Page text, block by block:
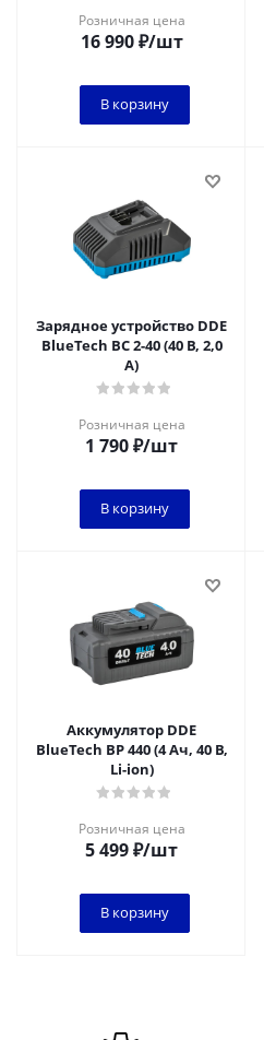
Розничная цена
16 990₽/шт
В корзину
Зарядное устройство DDE
BlueTech BC 2-40 (40 В, 2,0
А)
Розничная цена
1 790₽/шт
В корзину
Аккумулятор DDE
BlueTech BP 440 (4 Ач, 40 В,
Li-ion)
Розничная цена
5 499₽/шт
В корзину